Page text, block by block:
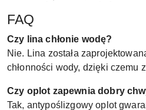
FAQ
Czy lina chłonie wodę?
Nie. Lina została
chłonności wody, dzięki czemu
Czy oplot zapewnia dobry
Tak, antypoślizgowy oplot